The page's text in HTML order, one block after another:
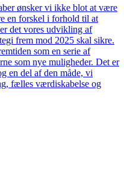
ønsker vi ikke blot at være
en forskel i forhold til at
det vores udvikling af
frem mod 2025 skal sikre.
som en serie af
som nye muligheder. Det er
en del af den måde, vi
fælles værdiskabelse og